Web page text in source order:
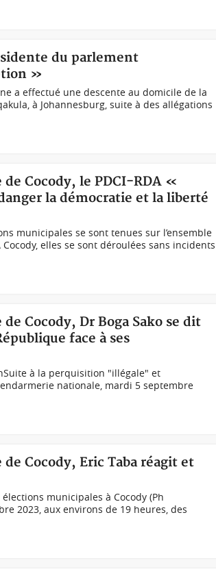
du parlement
»
a effectué une descente au domicile de la
à Johannesburg, suite à des allégations
Cocody, le PDCI-RDA «
la démocratie et la liberté
municipales se sont tenues sur l’ensemble
elles se sont déroulées sans incidents
Cocody, Dr Boga Sako se dit
face à ses
à la perquisition "illégale" et
nationale, mardi 5 septembre
Cocody, Eric Taba réagit et
municipales à Cocody (Ph
2023, aux environs de 19 heures, des